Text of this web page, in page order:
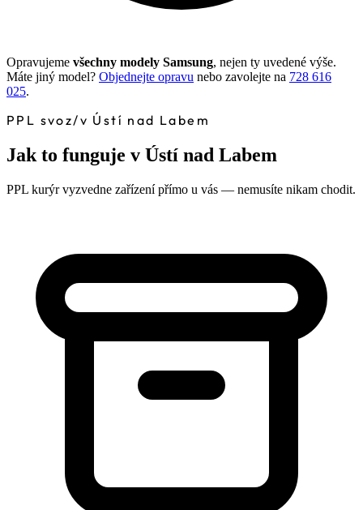
Opravujeme všechny modely Samsung, nejen ty uvedené výše.
Máte jiný model? Objednejte opravu nebo zavolejte na 728 616
025.
PPL svoz/v Ústí nad Labem
Jak to funguje v Ústí nad Labem
PPL kurýr vyzvedne zařízení přímo u vás — nemusíte nikam chodit.